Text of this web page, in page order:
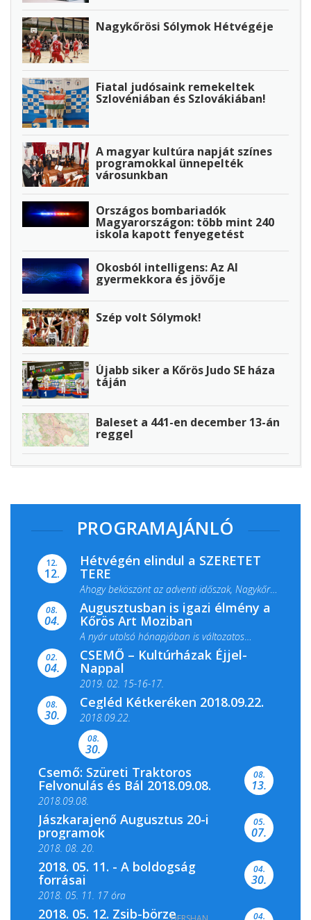
Nagykőrösi Sólymok Hétvégéje
Fiatal judósaink remekeltek
Szlovéniában és Szlovákiában!
A magyar kultúra napját színes
programokkal ünnepelték
városunkban
Országos bombariadók
Magyarországon: több mint 240
iskola kapott fenyegetést
Okosból intelligens: Az AI
gyermekkora és jövője
Szép volt Sólymok!
Újabb siker a Kőrös Judo SE háza
táján
Baleset a 441-en december 13-án
reggel
PROGRAMAJÁNLÓ
12.
12.
Hétvégén elindul a SZERETET
TERE
Ahogy beköszönt az adventi időszak, Nagykőrös
ismét megtelik ünnepi fénnyel és közös...
08.
04.
Augusztusban is igazi élmény a
Kőrös Art Moziban
A nyár utolsó hónapjában is változatos
filmkínálattal, családi...
02.
04.
CSEMŐ – Kultúrházak Éjjel-
Nappal
2019. 02. 15-16-17.
Színes és tartalmas programokkal várja a
Csemői Községi Könyvtár és...
08.
30.
Cegléd Kétkeréken 2018.09.22.
2018.09.22.
08.
30.
Csemő: Szüreti Traktoros
Felvonulás és Bál 2018.09.08.
2018.09.08.
08.
13.
Jászkarajenő Augusztus 20-i
programok
2018. 08. 20.
05.
07.
2018. 05. 11. - A boldogság
forrásai
2018. 05. 11. 17 óra
04.
30.
2018. 05. 12. Zsib-börze 04.